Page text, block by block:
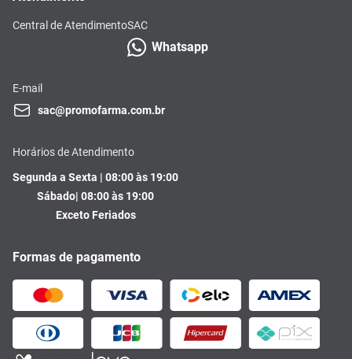
Central de AtendimentoSAC
Whatsapp
E-mail
sac@promofarma.com.br
Horários de Atendimento
Segunda a Sexta | 08:00 às 19:00
Sábado| 08:00 às 19:00
Exceto Feriados
Formas de pagamento